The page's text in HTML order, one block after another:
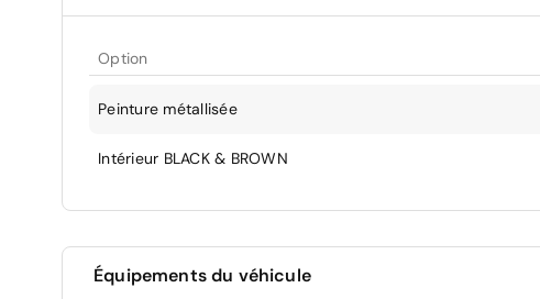
Option
Peinture métallisée
Intérieur BLACK & BROWN
Équipements du véhicule